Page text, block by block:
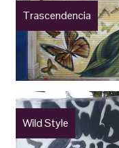
Trascendencia
Wild Style